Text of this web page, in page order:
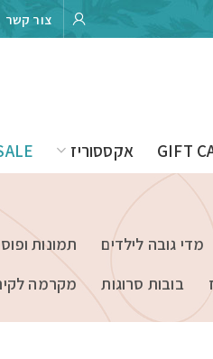
צור קשר
GIFT אקססוריז
מדי גובה לילדים תמונות
בובות סרוגות מקרמה